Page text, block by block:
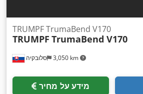
סלובקיה 3,050 km
TRUMPF TrumaBend V170
TRUMPF TrumaBend V170
מידע על מחיר